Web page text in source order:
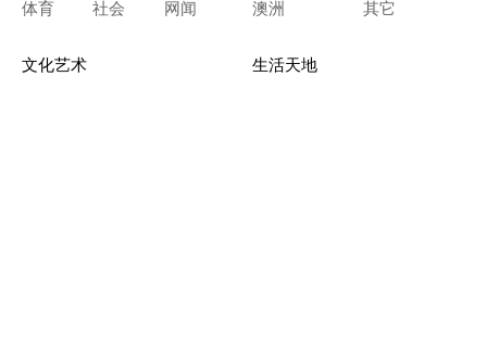
体育
社会 网闻
澳洲
其它
文化艺术
生活天地